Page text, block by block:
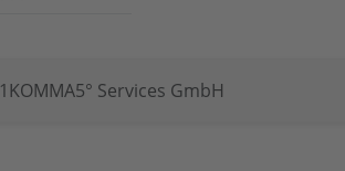
1KOMMA5° Services GmbH